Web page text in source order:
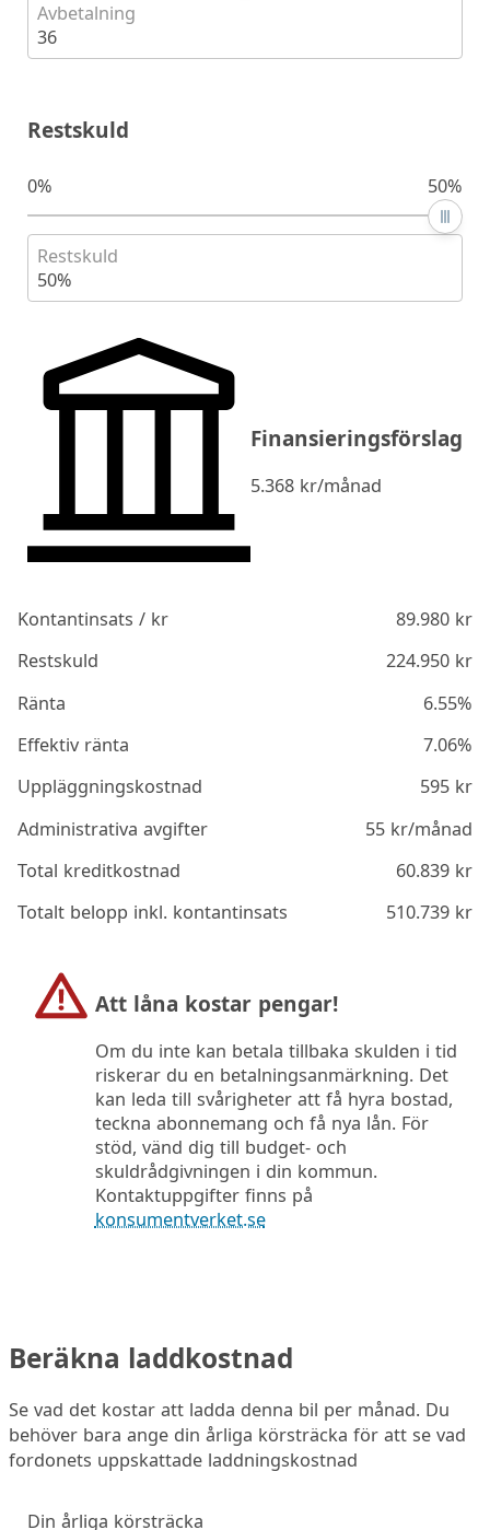
Avbetalning
36
Restskuld
0% 50%
Restskuld
50%
Finansieringsförslag
5.368 kr/månad
Kontantinsats / kr 89.980kr
Restskuld
224.950kr
Ränta
6.55%
Effektiv ränta
7.06%
Uppläggningskostnad
595kr
Administrativa avgifter
55kr/månad
Total kreditkostnad
60.839kr
Totalt belopp inkl. kontantinsats
510.739kr
Att låna kostar pengar!
Om du inte kan betala tillbaka skulden i tid
riskerar du en betalningsanmärkning. Det
kan leda till svårigheter att få hyra bostad,
teckna abonnemang och få nya lån. För
stöd, vänd dig till budget- och
skuldrådgivningen i din kommun.
Kontaktuppgifter finns på
konsumentverket.se
Beräkna laddkostnad
Se vad det kostar att ladda denna bil per månad. Du
behöver bara ange din årliga körsträcka för att se vad
fordonets uppskattade laddningskostnad
Din årliga körsträcka